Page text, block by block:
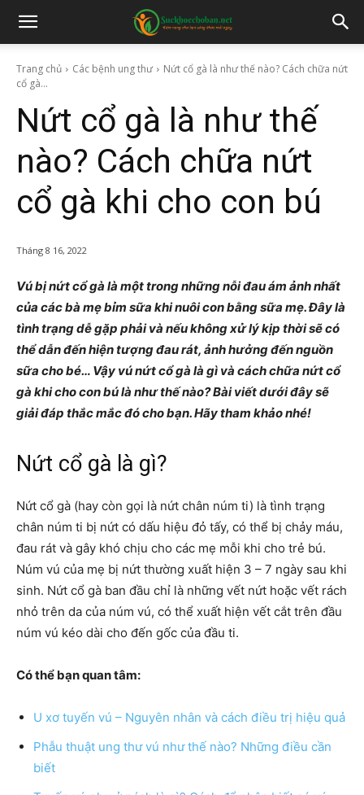
Trang chủ Các bệnh ung thư
Nứt cổ gà là như thế nào? Cách chữa nứt
cổ gà...
Nứt cổ gà là như thế
nào? Cách chữa nứt
cổ gà khi cho con bú
Tháng 8 16, 2022
Vú bị nứt cổ gà là một trong những nỗi đau ám ảnh nhất
của các bà mẹ bỉm sữa khi nuôi con bằng sữa mẹ. Đây là
tình trạng dễ gặp phải và nếu không xử lý kịp thời sẽ có
thể dẫn đến hiện tượng đau rát, ảnh hưởng đến nguồn
sữa cho bé… Vậy vú nứt cổ gà là gì và cách chữa nứt cổ
gà khi cho con bú là như thế nào? Bài viết dưới đây sẽ
giải đáp thắc mắc đó cho bạn. Hãy tham khảo nhé!
Nứt cổ gà là gì?
Nứt cổ gà (hay còn gọi là nứt chân núm ti) là tình trạng
chân núm ti bị nứt có dấu hiệu đỏ tấy, có thể bị chảy máu,
đau rát và gây khó chịu cho các mẹ mỗi khi cho trẻ bú.
Núm vú của mẹ bị nứt thường xuất hiện 3 – 7 ngày sau khi
sinh. Nứt cổ gà ban đầu chỉ là những vết nứt hoặc vết rách
nhỏ trên da của núm vú, có thể xuất hiện vết cắt trên đầu
núm vú kéo dài cho đến gốc của đầu ti.
Có thể bạn quan tâm:
U xơ tuyến vú – Nguyên nhân và cách điều trị hiệu quả
Phẫu thuật ung thư vú như thế nào? Những điều cần
biết